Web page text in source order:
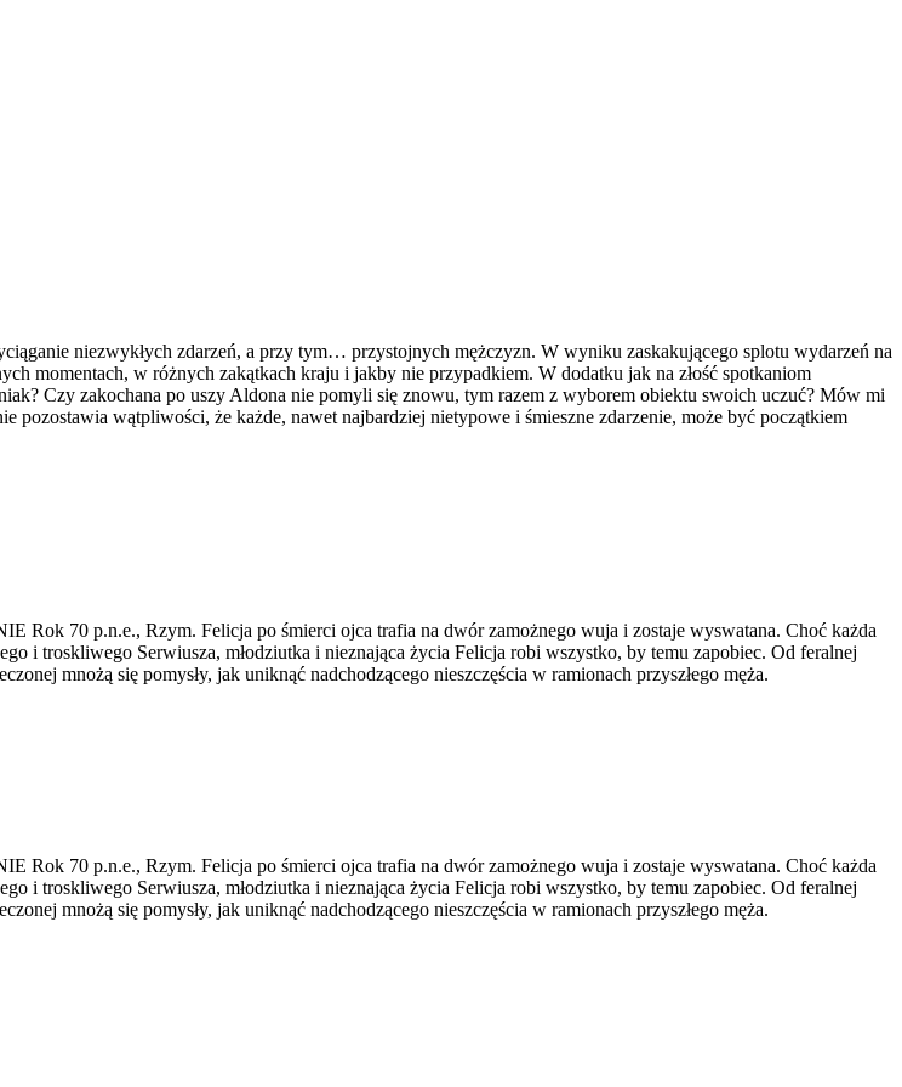
niezwykłych zdarzeń, a przy tym… przystojnych mężczyzn. W wyniku zaskakującego splotu wydarzeń na
momentach, w różnych zakątkach kraju i jakby nie przypadkiem. W dodatku jak na złość spotkaniom
Czy zakochana po uszy Aldona nie pomyli się znowu, tym razem z wyborem obiektu swoich uczuć? Mów mi
wątpliwości, że każde, nawet najbardziej nietypowe i śmieszne zdarzenie, może być początkiem
70 p.n.e., Rzym. Felicja po śmierci ojca trafia na dwór zamożnego wuja i zostaje wyswatana. Choć każda
i troskliwego Serwiusza, młodziutka i nieznająca życia Felicja robi wszystko, by temu zapobiec. Od feralnej
mnożą się pomysły, jak uniknąć nadchodzącego nieszczęścia w ramionach przyszłego męża.
70 p.n.e., Rzym. Felicja po śmierci ojca trafia na dwór zamożnego wuja i zostaje wyswatana. Choć każda
i troskliwego Serwiusza, młodziutka i nieznająca życia Felicja robi wszystko, by temu zapobiec. Od feralnej
mnożą się pomysły, jak uniknąć nadchodzącego nieszczęścia w ramionach przyszłego męża.